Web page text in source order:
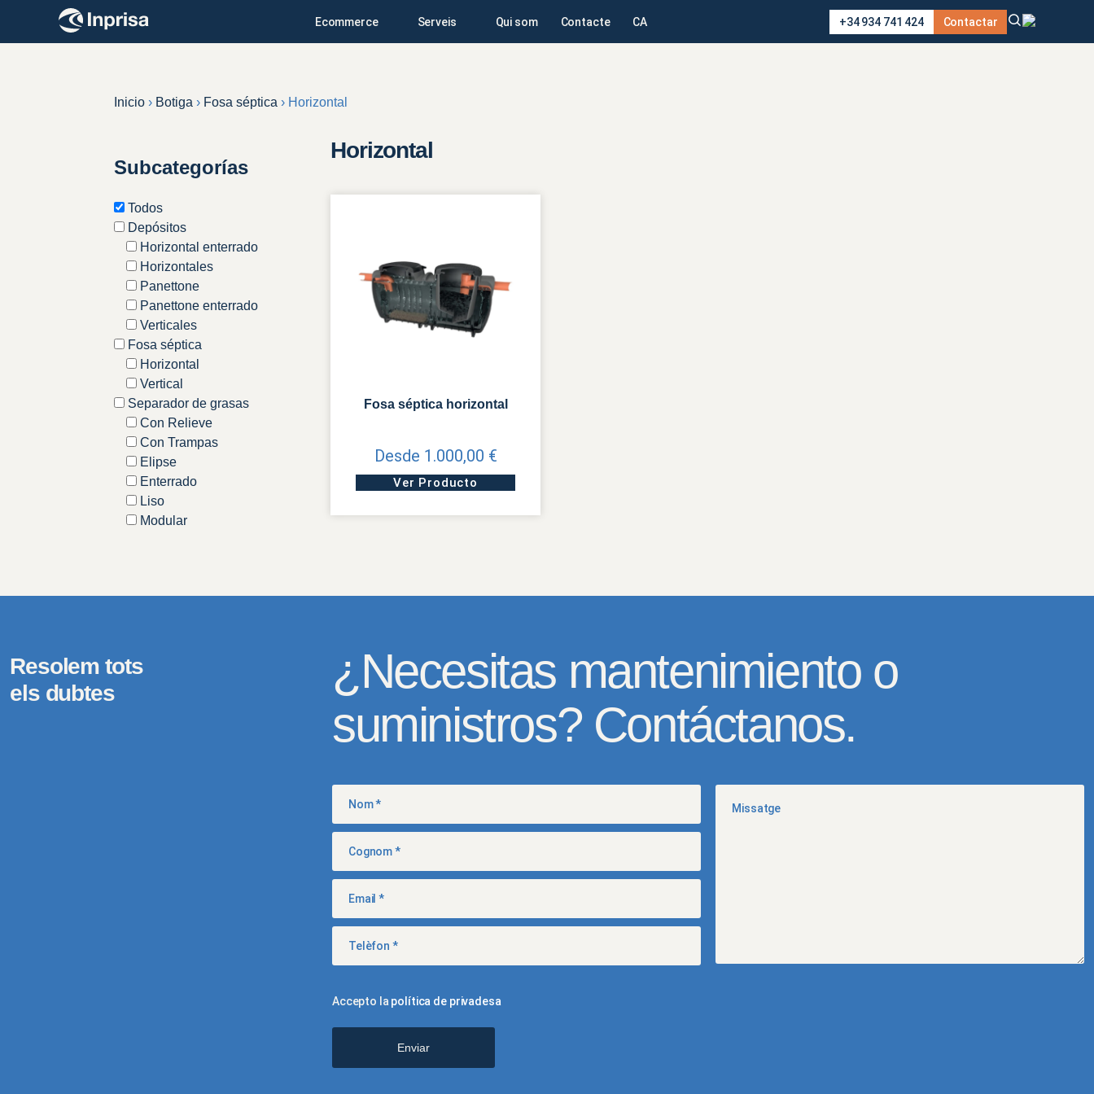
content
Ecommerce Serveis Qui som Contacte CA +34 934 741 424 Contactar
Inicio › Botiga › Fosa séptica › Horizontal
Horizontal
Fosa séptica horizontal
Desde 1.000,00 €
Ver Producto
té
opcions
a
pàgina
del
Subcategorías
Todos
Depósitos
Horizontal enterrado
Horizontales
Panettone
Panettone enterrado
Verticales
Fosa séptica
Horizontal
Vertical
Separador de grasas
Con Relieve
Con Trampas
Elipse
Enterrado
Liso
Modular
Resolem tots
els dubtes
¿Necesitas mantenimiento o
suministros? Contáctanos.
Accepto la política de privadesa